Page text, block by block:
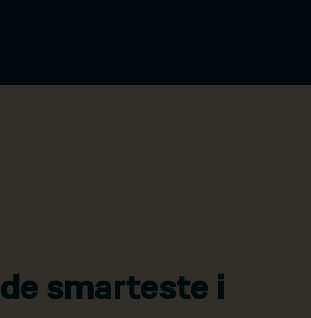
smarteste i